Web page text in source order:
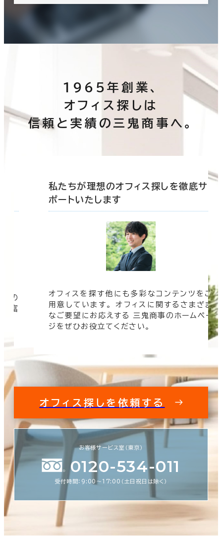
1965年創業、
オフィス探しは
信頼と実績の三鬼商事へ。
の
豊富
私たちが理想のオフィス探しを徹底サ
ポートいたします
オフィスを探す他にも多彩なコンテンツをご
用意しています。 オフィスに関するさまざま
なご要望にお応えする 三鬼商事のホームペー
ジをぜひお役立てください。
オフィス探しを依頼する
お客様サービス室（東京）
0120-534-011
受付時間：9:00〜17:00（土日祝日は除く）